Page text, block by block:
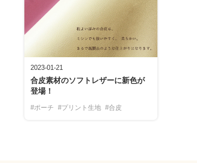
2023-01-21
合皮素材のソフトレザーに新色が
登場！
#ポーチ #プリント生地 #合皮